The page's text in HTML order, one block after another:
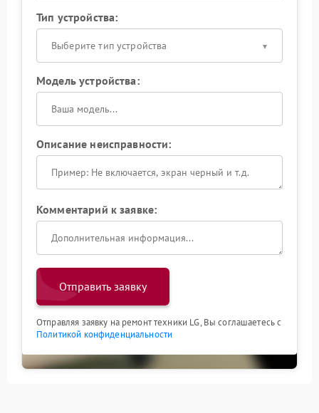
Тип устройства:
Выберите тип устройства
Модель устройства:
Описание неисправности:
Комментарий к заявке:
Отправить заявку
Отправляя заявку на ремонт техники LG, Вы соглашаетесь с
Политикой конфиденциальности